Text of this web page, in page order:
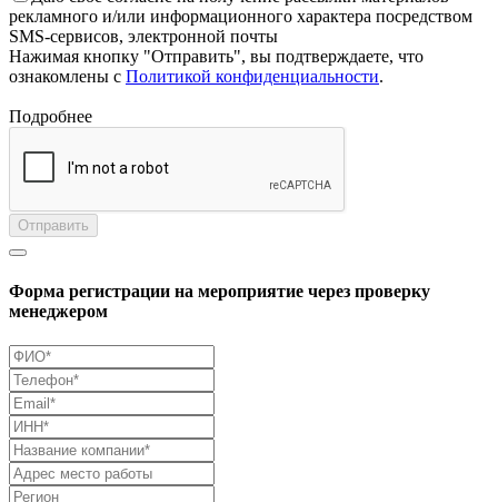
рекламного и/или информационного характера посредством
SMS-сервисов, электронной почты
Нажимая кнопку "Отправить", вы подтверждаете, что
ознакомлены с Политикой конфиденциальности.
Подробнее
Отправить
Форма регистрации на мероприятие через проверку
менеджером